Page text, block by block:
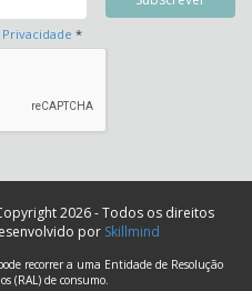
*
2026 - Todos os direitos
por Skillmind
recorrer a uma Entidade de Resolução
(RAL) de consumo.